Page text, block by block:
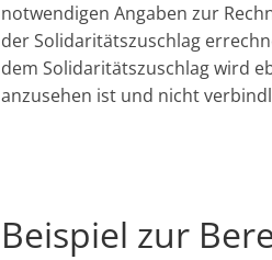
notwendigen Angaben zur
der Solidaritätszuschlag
dem Solidaritätszuschlag wird
anzusehen ist und nicht
Beispiel zur